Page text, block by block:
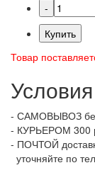
Купить
Товар
- САМОВЫВОЗ
- КУРЬЕРОМ 300
- ПОЧТОЙ
уточняйте по